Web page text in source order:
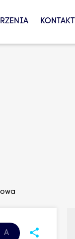
KONTAKT
A share